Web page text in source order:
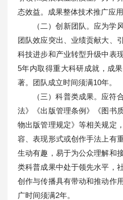
态效益。成果整体技术推广应
（二）创新团队。应为学
团队效应突出、业绩贡献大、
科技进步和产业转型升级中表
5年内取得重大科研成就，成
著。团队成立时间须满10年。
（三）科普类成果。应符
法》《出版管理条例》《图书
物出版管理规定》等相关规定
容、表现形式或创作手法上有
生动有趣，易于为公众理解和
类科普成果中处于领先水平，
创作与传播具有带动和推动作
广时间须满2年。